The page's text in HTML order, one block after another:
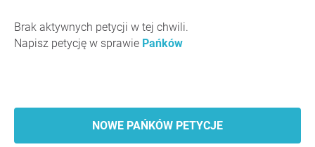
Brak aktywnych petycji w tej chwili.
Napisz petycję w sprawie Pańków
NOWE PAŃKÓW PETYCJE